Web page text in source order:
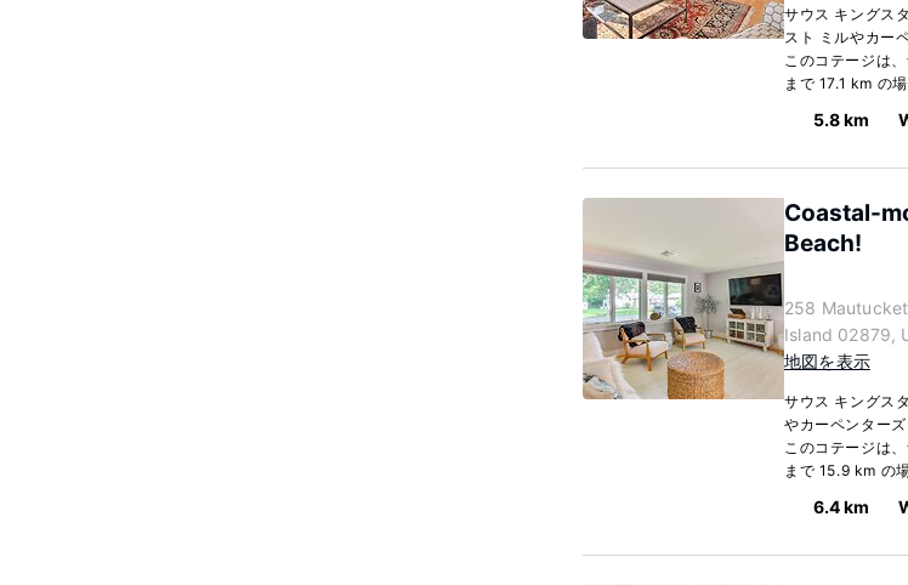
サウス キングス
スト ミルやカー
このコテージは
まで 17.1 km の
5.8 km
Coastal-
Beach!
258 Mautucket
Island 02879,
地図を表示
サウス キングス
やカーペンター
このコテージは
まで 15.9 km の
6.4 km